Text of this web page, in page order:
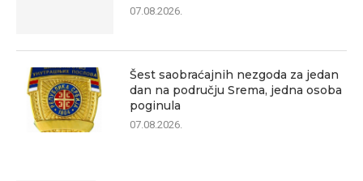
07.08.2026.
Šest saobraćajnih nezgoda za jedan
dan na području Srema, jedna osoba
poginula
07.08.2026.